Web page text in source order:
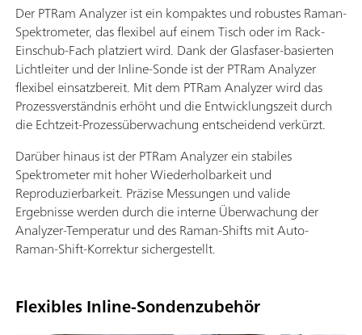
Der PTRam Analyzer ist ein kompaktes und robustes Raman-
Spektrometer, das flexibel auf einem Tisch oder im Rack-
Einschub-Fach platziert wird. Dank der Glasfaser-basierten
Lichtleiter und der Inline-Sonde ist der PTRam Analyzer
flexibel einsatzbereit. Mit dem PTRam Analyzer wird das
Prozessverständnis erhöht und die Entwicklungszeit durch
die Echtzeit-Prozessüberwachung entscheidend verkürzt.
Darüber hinaus ist der PTRam Analyzer ein stabiles
Spektrometer mit hoher Wiederholbarkeit und
Reproduzierbarkeit. Präzise Messungen und valide
Ergebnisse werden durch die interne Überwachung der
Analyzer-Temperatur und des Raman-Shifts mit Auto-
Raman-Shift-Korrektur sichergestellt.
Flexibles Inline-Sondenzubehör